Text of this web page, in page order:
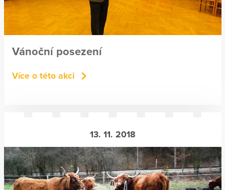
Vánoční posezení
Více o této akci
13. 11. 2018